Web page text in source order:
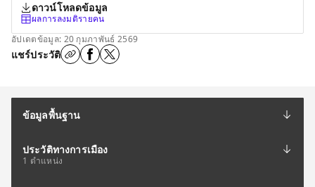
ดาวน์โหลดข้อมูล
ผลการลงมติรายคน
อัปเดตข้อมูล: 20 กุมภาพันธ์ 2569
แชร์ประวัติ
ข้อมูลพื้นฐาน
ประวัติทางการเมือง
1 ตำแหน่ง